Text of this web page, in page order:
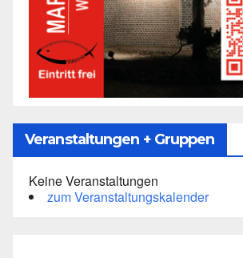
Veranstaltungen + Gruppen
Keine Veranstaltungen
zum Veranstaltungskalender